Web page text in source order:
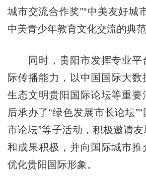
城市交流合作奖”“中美友好城
中美青少年教育文化交流的典范
同时，贵阳市发挥专业平
际传播能力，以中国国际大数
生态文明贵阳国际论坛等重要
后承办了“绿色发展市长论坛
市论坛”等子活动，积极邀请
和成果积极，并向国际城市推
优化贵阳国际形象。